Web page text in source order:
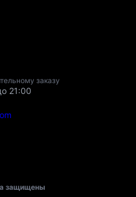
заказу
21:00
защищены